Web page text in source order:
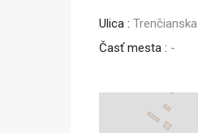
Ulica : Trenčianska
Časť mesta : -